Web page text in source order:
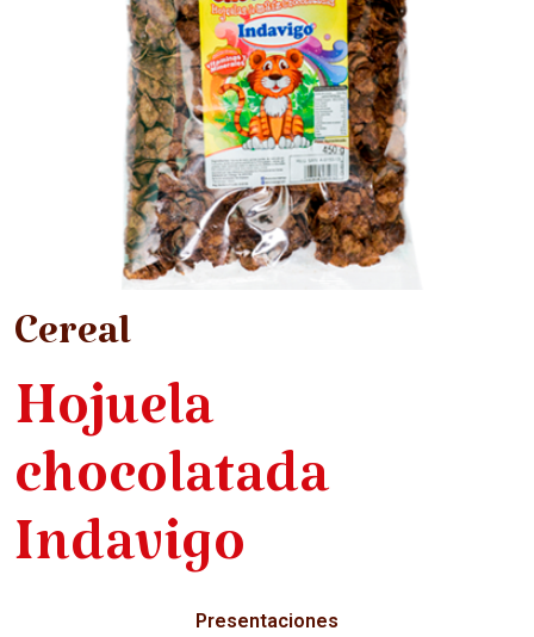
Cereal
Hojuela
chocolatada
Indavigo
Presentaciones